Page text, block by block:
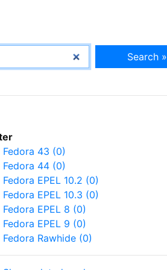
Search »
Fedora 43 (0)
Fedora 44 (0)
Fedora EPEL 10.2 (0)
Fedora EPEL 10.3 (0)
Fedora EPEL 8 (0)
Fedora EPEL 9 (0)
Fedora Rawhide (0)